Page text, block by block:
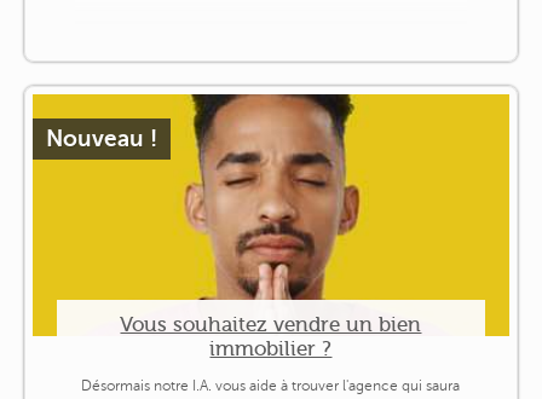
Nouveau !
Vous souhaitez vendre un bien
immobilier ?
Désormais notre I.A. vous aide à trouver l'agence qui saura